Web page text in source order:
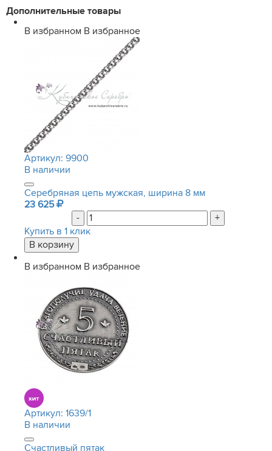
Дополнительные товары
В избранном В избранное
Артикул: 9900
В наличии
Серебряная цепь мужская, ширина 8 мм
23 625
-
+
Купить в 1 клик
В избранном В избранное
Артикул: 1639/1
В наличии
Счастливый пятак